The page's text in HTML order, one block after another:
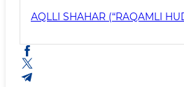
АQLLI SHAHAR (“RAQAMLI